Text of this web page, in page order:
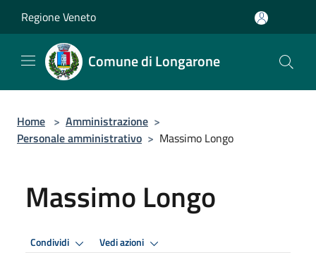
Regione Veneto
Comune di Longarone
Home > Amministrazione >
Personale amministrativo > Massimo Longo
Massimo Longo
Condividi Vedi azioni